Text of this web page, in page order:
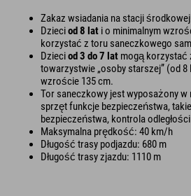
Zakaz wsiadania na stacji
Dzieciod 8 lat i o minimalnym
korzystać z toru saneczkowego
Dzieciod 3 do 7 lat mogą korzystać
towarzystwie „osoby starszej” (od 8
wzroście 135 cm.
Tor saneczkowy jest wyposażony
sprzęt funkcje bezpieczeństwa,
bezpieczeństwa, kontrola
Maksymalna prędkość: 40 km/h
Długość trasy podjazdu: 680 m
Długość trasy zjazdu: 1110 m